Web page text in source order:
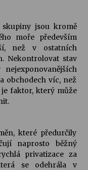
jsou kromě
moře především
než v ostatních
Nekontrolovat stav
obchodech víc, než
faktor, který může
které předurčily
naprosto běžný
privatizace za
se odehrála v